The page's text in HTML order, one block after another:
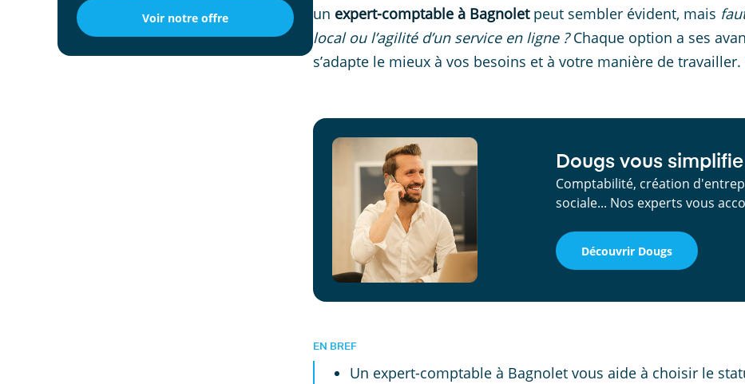
Voir notre offre
un expert-comptable à Bagnoletpeut sembler évident, mais
local ou l’agilité d’un service en ligne ?Chaque option a ses
s’adapte le mieux à vos besoins et à votre manière de
Dougs vous
Comptabilité, création
sociale... Nos experts vous
Découvrir Dougs
EN BREF
Un expert-comptable à Bagnolet vous aide à choisir le